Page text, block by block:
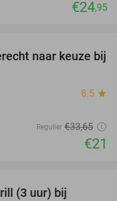
€24,95
38%
naar keuze bij
8.5 star
Regulier €33,65
€21
(3 uur) bij